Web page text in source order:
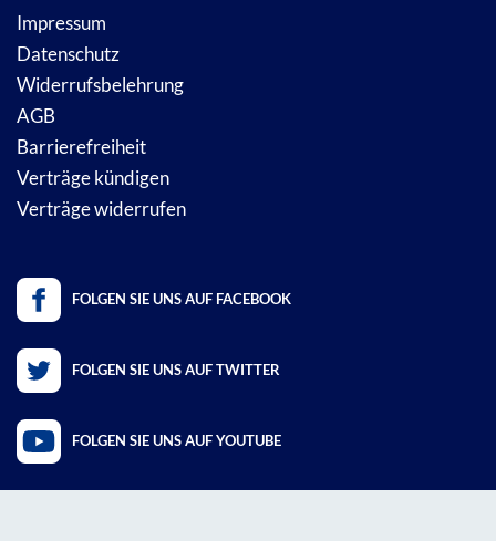
Impressum
Datenschutz
Widerrufsbelehrung
AGB
Barrierefreiheit
Verträge kündigen
Verträge widerrufen
FOLGEN SIE UNS AUF FACEBOOK
FOLGEN SIE UNS AUF TWITTER
FOLGEN SIE UNS AUF YOUTUBE